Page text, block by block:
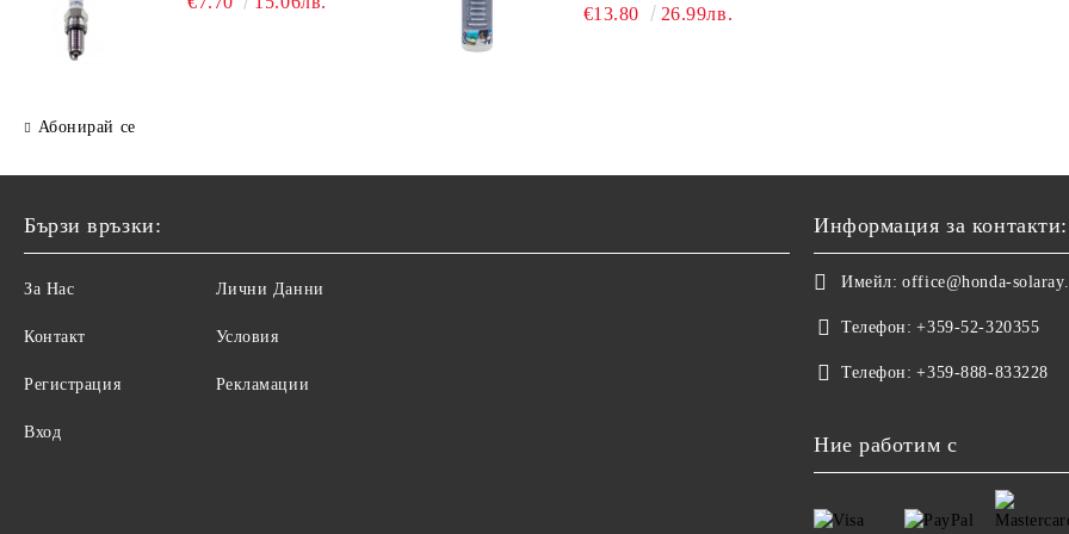
Абонирай се
SALT REMOVER 27 - 1L
€13.80 26.99лв.
Бързи връзки:
За Нас
Контакт
Регистрация
Вход
Лични Данни
Условия
Рекламации
Информация за контакти:
Имейл: office@honda-
Телефон: +359-52-320355
Телефон: +359-888-833228
Ние работим с